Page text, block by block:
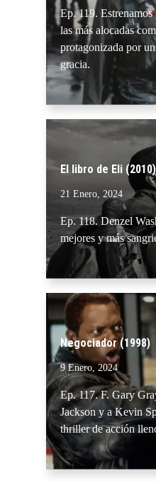
Ep. 119.
las más alocadas
protagonizada por
gracia.
El libro de Eli (2010)
21 Enero, 2024
Ep. 118. Denzel
mejores y más
Negociador (1998)
9 Enero, 2024
Ep. 117. F. Gary
Jackson y a Kevin
thriller de acción